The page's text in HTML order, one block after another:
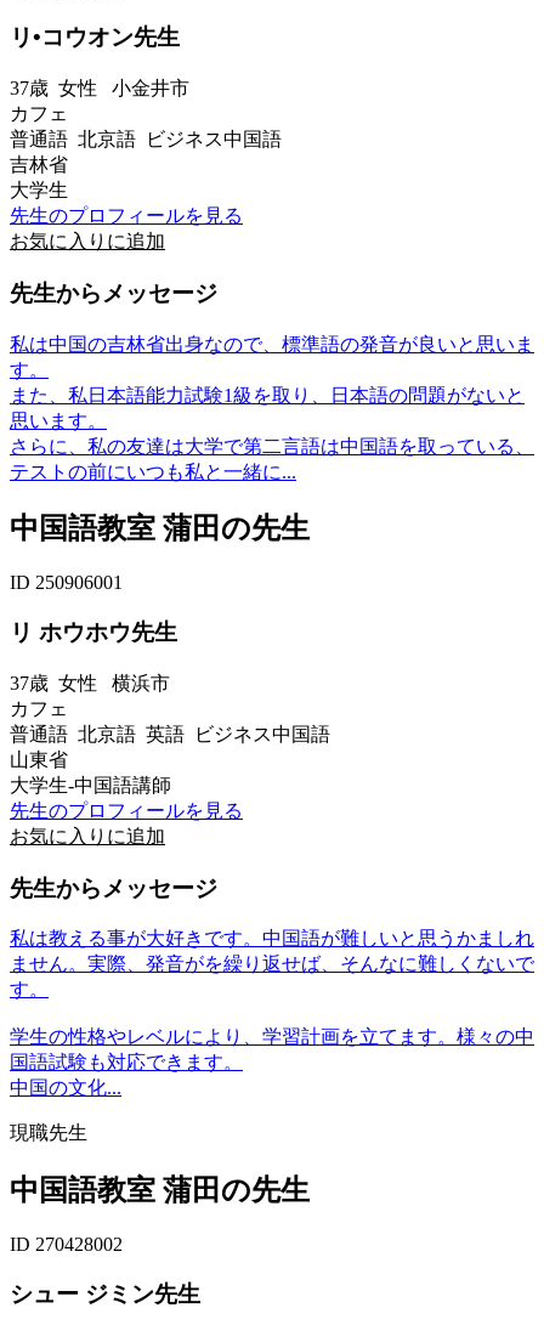
リ•コウオン先生
37歳 女性 小金井市
カフェ
普通語 北京語 ビジネス中国語
吉林省
大学生
先生のプロフィールを見る
お気に入りに追加
先生からメッセージ
私は中国の吉林省出身なので、標準語の発音が良いと思いま
す。
また、私日本語能力試験1級を取り、日本語の問題がないと
思います。
さらに、私の友達は大学で第二言語は中国語を取っている、
テストの前にいつも私と一緒に...
中国語教室 蒲田の先生
ID 250906001
リ ホウホウ先生
37歳 女性 横浜市
カフェ
普通語 北京語 英語 ビジネス中国語
山東省
大学生-中国語講師
先生のプロフィールを見る
お気に入りに追加
先生からメッセージ
私は教える事が大好きです。中国語が難しいと思うかましれ
ません。実際、発音がを繰り返せば、そんなに難しくないで
す。
学生の性格やレベルにより、学習計画を立てます。様々の中
国語試験も対応できます。
中国の文化...
現職先生
中国語教室 蒲田の先生
ID 270428002
シュー ジミン先生